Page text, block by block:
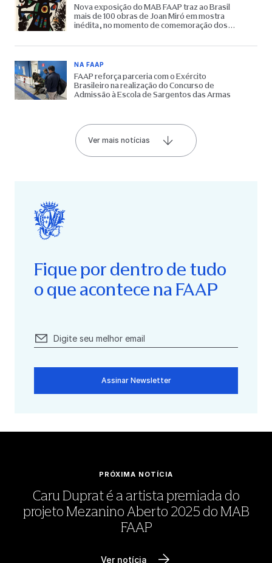
Nova exposição do MAB FAAP traz ao Brasil
mais de 100 obras de Joan Miró em mostra
inédita, no momento de comemoração dos
NA FAAP
FAAP reforça parceria com o Exército
Brasileiro na realização do Concurso de
Admissão à Escola de Sargentos das Armas
Ver mais notícias
Fique por dentro de tudo
o que acontece na FAAP
Assinar Newsletter
PRÓXIMA NOTÍCIA
Caru Duprat é a artista premiada do
projeto Mezanino Aberto 2025 do MAB
FAAP
Ver notícia